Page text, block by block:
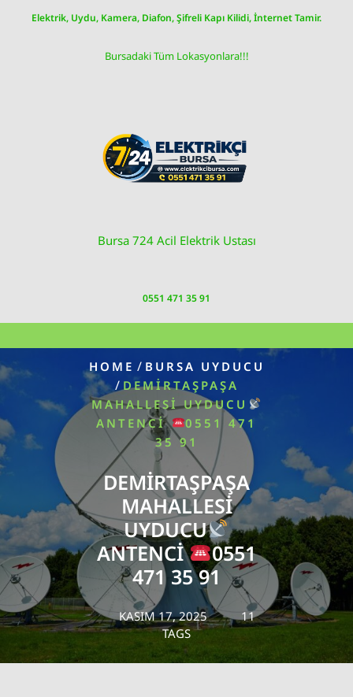
Elektrik, Uydu, Kamera, Diafon, Şifreli Kapı Kilidi, İnternet Tamir.
Bursadaki Tüm Lokasyonlara!!!
Bursa 724 Acil Elektrik Ustası
0551 471 35 91
HOME / BURSA UYDUCU
/DEMIRTAŞPAŞA
MAHALLESI UYDUCU
ANTENCI
0551 471
35 91
DEMIRTAŞPAŞA
MAHALLESI
UYDUCU
ANTENCI
0551
471 35 91
KASIM 17, 2025
11
TAGS